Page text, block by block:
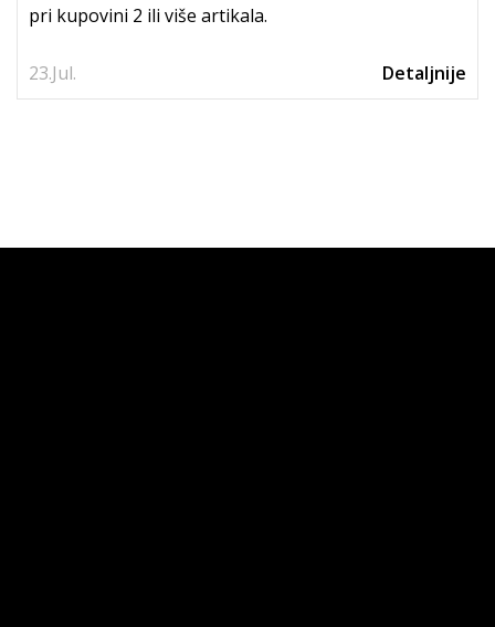
23.Jul.
pri kupovini 2 ili više artikala.
Detaljnije